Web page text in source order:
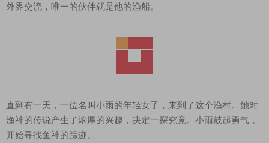
外界交流，唯一的伙伴就是他的渔船。
直到有一天，一位名叫小雨的年轻女子，来到了这个渔村。她对
渔神的传说产生了浓厚的兴趣，决定一探究竟。小雨鼓起勇气，
开始寻找鱼神的踪迹。